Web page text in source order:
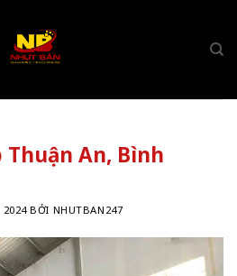
Thuận An, Bình
2024 BỞI NHUTBAN247